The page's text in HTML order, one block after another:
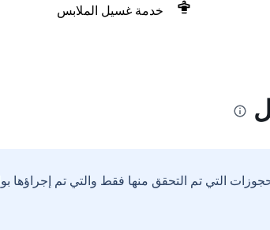
خدمة غسيل الملابس
التي تم التحقق منها فقط والتي تم